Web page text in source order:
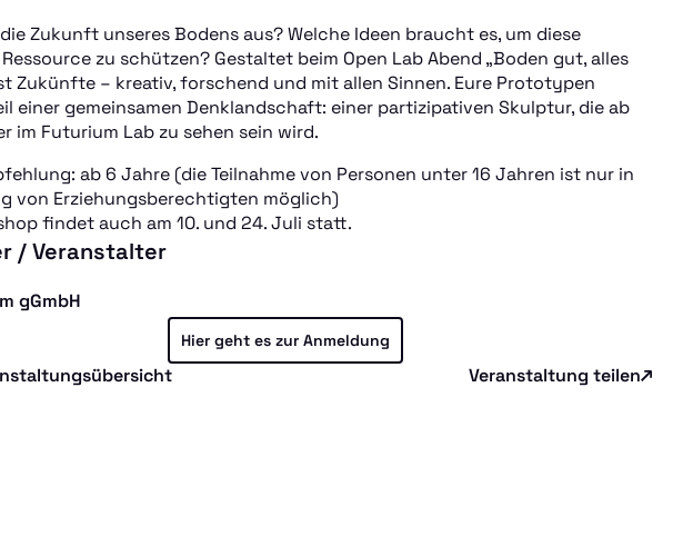
Zukunft unseres Bodens aus? Welche Ideen braucht es, um diese
zu schützen? Gestaltet beim Open Lab Abend „Boden gut, alles
Zukünfte – kreativ, forschend und mit allen Sinnen. Eure Prototypen
einer gemeinsamen Denklandschaft: einer partizipativen Skulptur, die ab
im Futurium Lab zu sehen sein wird.
ab 6 Jahre (die Teilnahme von Personen unter 16 Jahren ist nur in
von Erziehungsberechtigten möglich)
findet auch am 10. und 24. Juli statt.
/ Veranstalter
gGmbH
Hier geht es zur Anmeldung
Veranstaltung teilen